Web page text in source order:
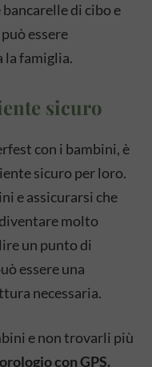
bancarelle di cibo e
essere
la famiglia.
sicuro
con i bambini, è
sicuro per loro.
e assicurarsi che
molto
un punto di
essere una
necessaria.
e non trovarli più
con GPS.